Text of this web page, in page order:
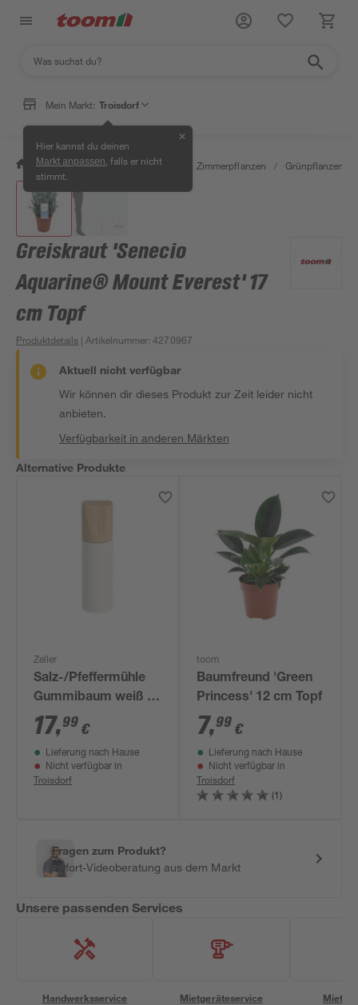
Mein Markt: Troisdorf
Hier kannst du deinen
Markt anpassen , falls er nicht
stimmt.
✕
/ Garten & Freizeit / Pflanzen Zimmerpflanzen / Grünpflanzen
Greiskraut 'Senecio
Aquarine® Mount Everest' 17
cm Topf
Produktdetails | Artikelnummer:4270967
Aktuell nicht verfügbar
Wir können dir dieses Produkt zur Zeit leider nicht
anbieten.
Verfügbarkeit in anderen Märkten
Alternative Produkte
Zeller
Salz-/Pfeffermühle
Gummibaum weiß 5
x 18,2 x 5 cm
17,99 €
Lieferung nach Hause
Nicht verfügbar in
Troisdorf
toom
Baumfreund 'Green
Princess' 12 cm Topf
7,99 €
Lieferung nach Hause
Nicht verfügbar in
Troisdorf
(1)
Fragen zum Produkt?
Sofort-Videoberatung aus dem Markt
Unsere passenden Services
Handwerksservice Mietgeräteservice